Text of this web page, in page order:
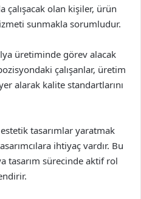
çalışacak olan kişiler, ürün
sunmakla sorumludur.
üretiminde görev alacak
çalışanlar, üretim
alarak kalite standartlarını
tasarımlar yaratmak
ihtiyaç vardır. Bu
tasarım sürecinde aktif rol